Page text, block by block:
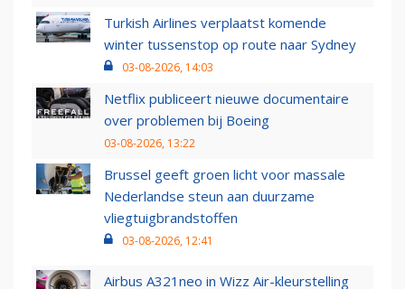
Turkish Airlines verplaatst komende
winter tussenstop op route naar Sydney
03-08-2026, 14:03
Netflix publiceert nieuwe documentaire
over problemen bij Boeing
03-08-2026, 13:22
Brussel geeft groen licht voor massale
Nederlandse steun aan duurzame
vliegtuigbrandstoffen
03-08-2026, 12:41
Airbus A321neo in Wizz Air-kleurstelling